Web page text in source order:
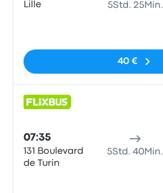
Lille 5Std. 25Min.
40 €
07:35
131 Boulevard
de Turin
5Std. 40Min.